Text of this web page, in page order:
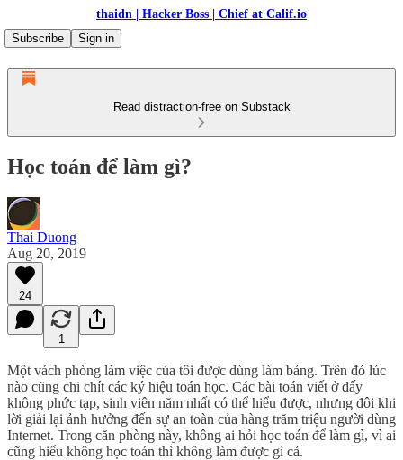
thaidn | Hacker Boss | Chief at Calif.io
Subscribe
Sign in
Read distraction-free on Substack
Học toán để làm gì?
Thai Duong
Aug 20, 2019
24
1
Một vách phòng làm việc của tôi được dùng làm bảng. Trên đó lúc
nào cũng chi chít các ký hiệu toán học. Các bài toán viết ở đấy
không phức tạp, sinh viên năm nhất có thể hiểu được, nhưng đôi khi
lời giải lại ảnh hưởng đến sự an toàn của hàng trăm triệu người dùng
Internet. Trong căn phòng này, không ai hỏi học toán để làm gì, vì ai
cũng hiểu không học toán thì không làm được gì cả.